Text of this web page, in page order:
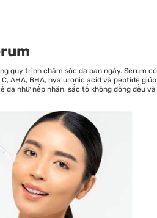
quy trình chăm sóc da ban ngày. Serum có
AHA, BHA, hyaluronic acid và peptide giúp
da như nếp nhăn, sắc tố không đồng đều và